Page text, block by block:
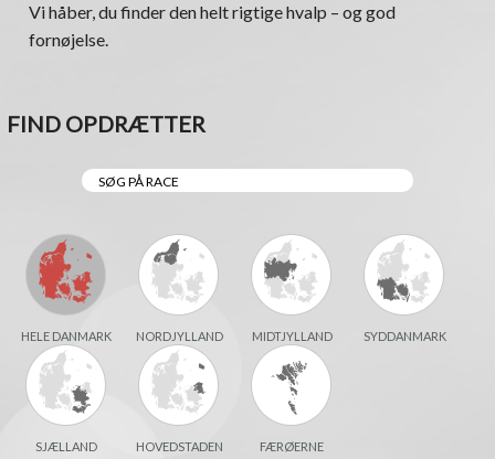
Vi håber, du finder den helt rigtige hvalp – og god
fornøjelse.
FIND OPDRÆTTER
HELE DANMARK NORDJYLLAND MIDTJYLLAND SYDDANMARK
SJÆLLAND HOVEDSTADEN FÆRØERNE